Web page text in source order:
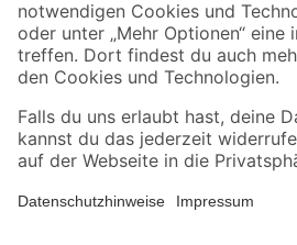
Alle Preisangaben in EUR inkl. gesetzl. MwSt.. Die
Umständen nicht in allen Märkten verfügbar. Die
sich auf den unter "Mein Markt" ausgewählten toom
*Paketversand ab 59 € versandkostenfrei, gilt nicht für
fallen zusätzliche Versandkosten an.